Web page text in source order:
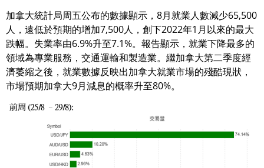
加拿大統計局周五公布的數據顯示，8月就業人數減少65,500
人，遠低於預期的增加7,500人，創下2022年1月以來的最大
跌幅。失業率由6.9%升至7.1%。報告顯示，就業下降最多的
領域為專業服務，交通運輸和製造業。繼加拿大第二季度經
濟萎縮之後，就業數據反映出加拿大就業市場的殘酷現狀，
市場預期加拿大9月減息的概率升至80%。